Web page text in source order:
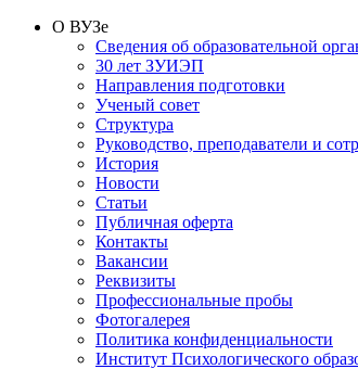
О ВУЗе
Сведения об образовательной
30 лет ЗУИЭП
Направления подготовки
Ученый совет
Структура
Руководство, преподаватели и
История
Новости
Статьи
Публичная оферта
Контакты
Вакансии
Реквизиты
Профессиональные пробы
Фотогалерея
Политика конфиденциальности
Институт Психологического